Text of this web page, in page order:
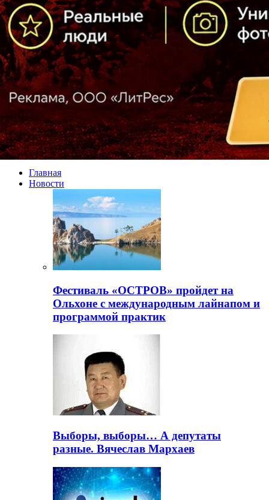
Главная
Новости
Фестиваль «ОСТРОВ» пройдет на
Ольхоне с международным лайнапом и
программой практик
Выборы, выборы… А депутаты
разные. Вячеслав Мархаев